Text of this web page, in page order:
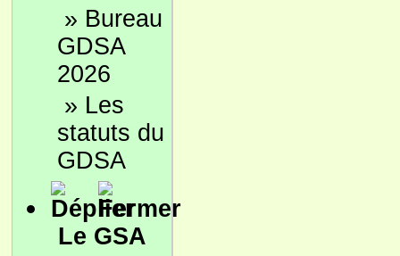
» Bureau
GDSA
2026
» Les
statuts du
GDSA
Le GSA